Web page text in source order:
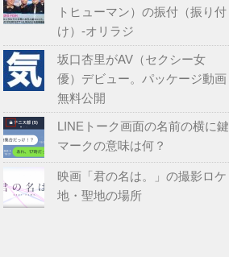
トヒューマン）の振付（振り付
け）-オリラジ
坂口杏里がAV（セクシー女
優）デビュー。パッケージ動画
無料公開
LINEトーク画面の名前の横に鍵
マークの意味は何？
映画「君の名は。」の撮影ロケ
地・聖地の場所